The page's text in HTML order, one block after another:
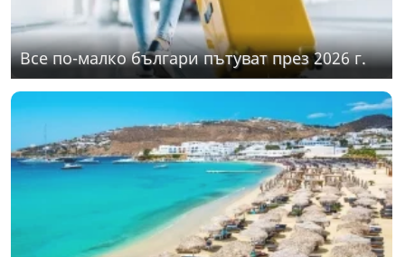
Все по-малко българи пътуват през 2026 г.